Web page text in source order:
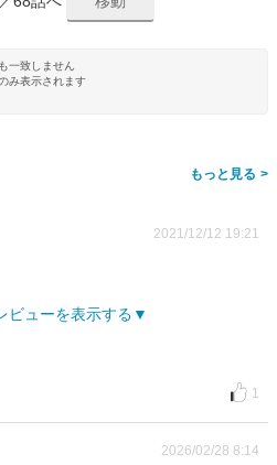
一致しません
み表示されます
>
2021/12/12 19:21
ビューを表示する
1
2026/02/28 8:14